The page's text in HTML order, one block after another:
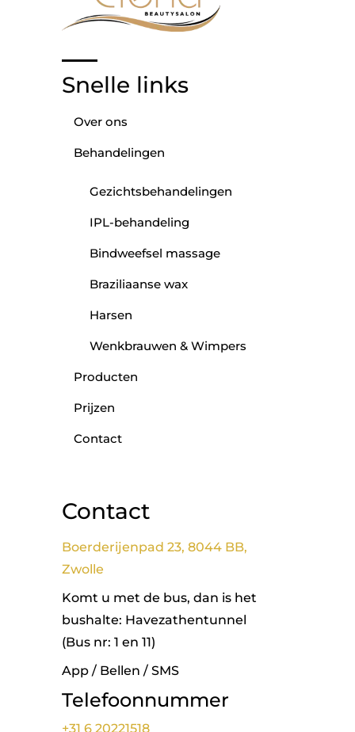
Snelle links
Over ons
Behandelingen
Gezichtsbehandelingen
IPL-behandeling
Bindweefsel massage
Braziliaanse wax
Harsen
Wenkbrauwen & Wimpers
Producten
Prijzen
Contact
Contact
Boerderijenpad 23, 8044 BB,
Zwolle
Komt u met de bus, dan is het
bushalte: Havezathentunnel
(Bus nr: 1 en 11)
App / Bellen / SMS
Telefoonnummer
+31 6 20221518